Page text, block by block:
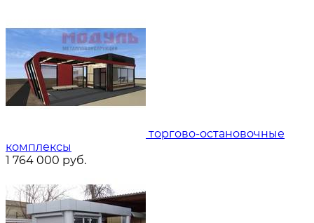
торгово-остановочные
комплексы
1 764 000 руб.